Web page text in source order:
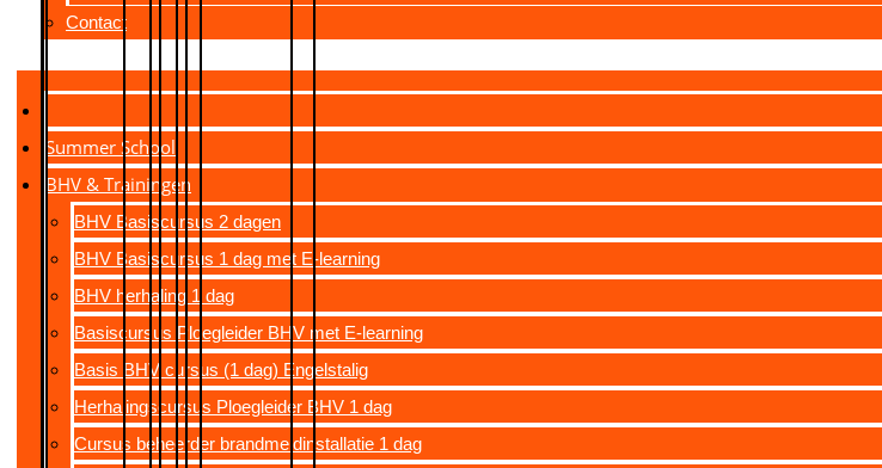
Contact
Summer School
BHV & Trainingen
BHV Basiscursus 2 dagen
BHV Basiscursus 1 dag met E-learning
BHV herhaling 1 dag
Basiscursus Ploegleider BHV met E-learning
Basis BHV cursus (1 dag) Engelstalig
Herhalingscursus Ploegleider BHV 1 dag
Cursus beheerder brandmeldinstallatie 1 dag